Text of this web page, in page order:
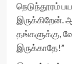
நெடுந்தூரம்
இருக்கிறேன்.
தங்களுக்கு,
இருக்காதே!”